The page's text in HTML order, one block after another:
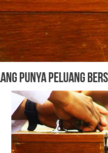
Punya Peluang